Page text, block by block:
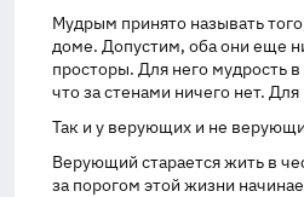
Мудрым принято называть
доме. Допустим, оба они еще
просторы. Для него мудрость
что за стенами ничего нет.
Так и у верующих и не
Верующий старается жить в
за порогом этой жизни